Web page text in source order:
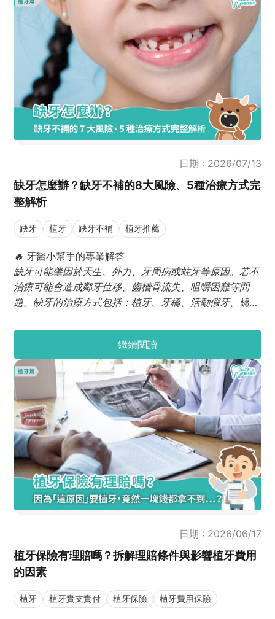
日期 : 2026/07/13
缺牙怎麼辦？缺牙不補的8大風險、5種治療方式完
整解析
缺牙 植牙 缺牙不補 植牙推薦
🔥 牙醫小幫手的專業解答
缺牙可能肇因於天生、外力、牙周病或蛀牙等原因。若不
治療可能會造成鄰牙位移、齒槽骨流失、咀嚼困難等問
題。缺牙的治療方式包括：植牙、牙橋、活動假牙、矯正
繼續閱讀
日期 : 2026/06/17
植牙保險有理賠嗎？拆解理賠條件與影響植牙費用
的因素
植牙 植牙實支實付 植牙保險 植牙費用保險